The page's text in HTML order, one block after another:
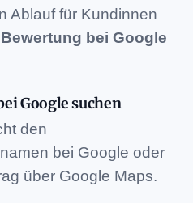
Ablauf für Kundinnen
Bewertung bei Google
Google suchen
den
bei Google oder
über Google Maps.